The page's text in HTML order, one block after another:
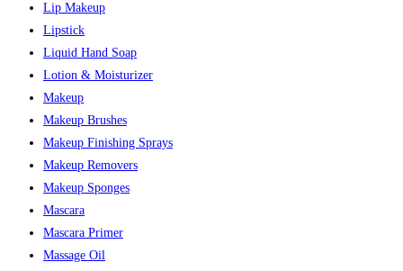
Lip Makeup
Lipstick
Liquid Hand Soap
Lotion & Moisturizer
Makeup
Makeup Brushes
Makeup Finishing Sprays
Makeup Removers
Makeup Sponges
Mascara
Mascara Primer
Massage Oil